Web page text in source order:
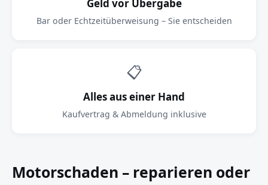
Geld vor Übergabe
Bar oder Echtzeitüberweisung – Sie entscheiden
📋
Alles aus einer Hand
Kaufvertrag & Abmeldung inklusive
Motorschaden – reparieren oder